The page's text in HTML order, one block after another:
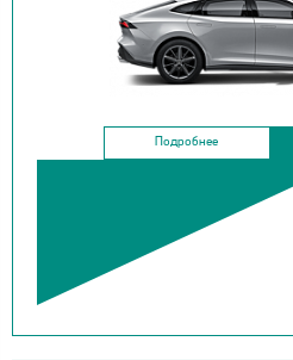
Подробнее